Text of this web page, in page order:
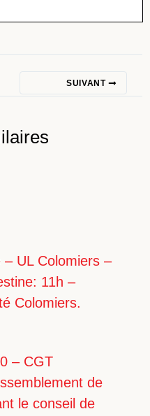
SUIVANT
UL Colomiers –
11h –
Colomiers.
– CGT
de
le conseil de